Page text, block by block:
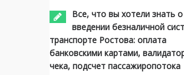
Все, что вы хотели знать о
введении безналичной
транспорте Ростова: оплата
банковскими картами,
чека, подсчет пассажиропотока